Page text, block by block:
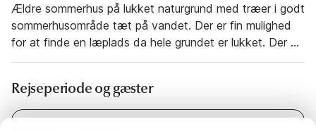
Ældre sommerhus på lukket naturgrund med træer i godt
sommerhusområde tæt på vandet. Der er fin mulighed
for at finde en læplads da hele grundet er lukket. Der er
en gynge på grunden. På alle soveværelser er der
dobbeltsenge. Kort køreafstand til strandene ved Agger
og Agger Havn samt til Thy Nationalpark.
Rejseperiode og gæster